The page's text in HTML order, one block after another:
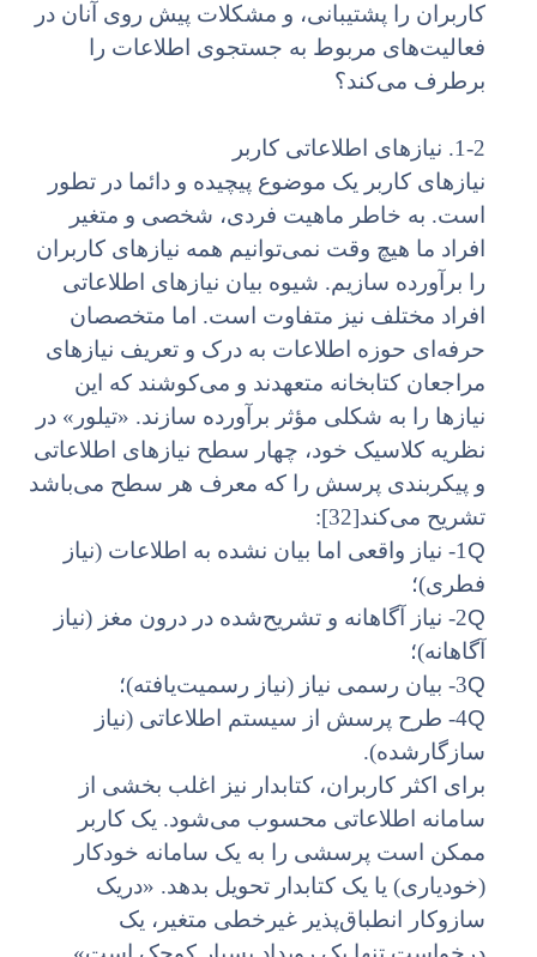
کاربران را پشتیبانی، و مشکلات پیش روی آنان در
فعالیت‌های مربوط به جستجوی اطلاعات را
برطرف می‌کند؟
1-2. نیازهای اطلاعاتی کاربر
نیازهای کاربر یک موضوع پیچیده و دائما در تطور
است. به خاطر ماهیت فردی، شخصی و متغیر
افراد ما هیچ وقت نمی‌توانیم همه نیازهای کاربران
را برآورده سازیم. شیوه بیان نیازهای اطلاعاتی
افراد مختلف نیز متفاوت است. اما متخصصان
حرفه‌ای حوزه اطلاعات به درک و تعریف نیازهای
مراجعان کتابخانه متعهدند و می‌کوشند که این
نیازها را به شکلی مؤثر برآورده سازند. «تیلور» در
نظریه کلاسیک خود، چهار سطح نیازهای اطلاعاتی
و پیکربندی پرسش را که معرف هر سطح می‌باشد
تشریح می‌کند[32]:
Q 1- نیاز واقعی اما بیان نشده به اطلاعات (نیاز
فطری)؛
Q 2- نیاز آگاهانه و تشریح‌شده در درون مغز (نیاز
آگاهانه)؛
Q3- بیان رسمی نیاز (نیاز رسمیت‌یافته)؛
Q 4- طرح پرسش از سیستم اطلاعاتی (نیاز
سازگارشده).
برای اکثر کاربران، کتابدار نیز اغلب بخشی از
سامانه اطلاعاتی محسوب می‌شود. یک کاربر
ممکن است پرسشی را به یک سامانه خودکار
(خودیاری) یا یک کتابدار تحویل بدهد. «دریک
سازوکار انطباق‌پذیر غیرخطی متغیر، یک